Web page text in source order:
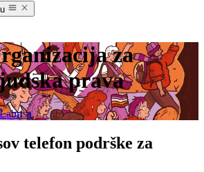
za
prava
telefon podrške za